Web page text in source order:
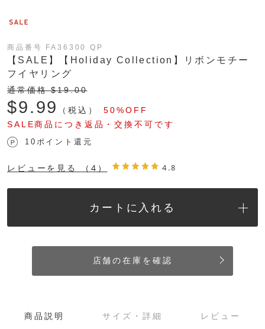
商品番号 FA36300 QP
【SALE】【Holiday Collection】リボンモチー
フイヤリング
通常価格 $‌19.00
$‌9.99 （税込）
50%OFF
SALE商品につき返品・交換不可です
10ポイント還元
レビューを見る （4） 4.8
カートに入れる
店舗の在庫を確認
商品説明 サイズ・詳細 レビュー